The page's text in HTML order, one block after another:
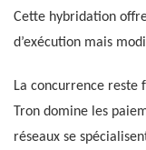
Cette hybridation
d’exécution mais
La concurrence reste
Tron domine les
réseaux se